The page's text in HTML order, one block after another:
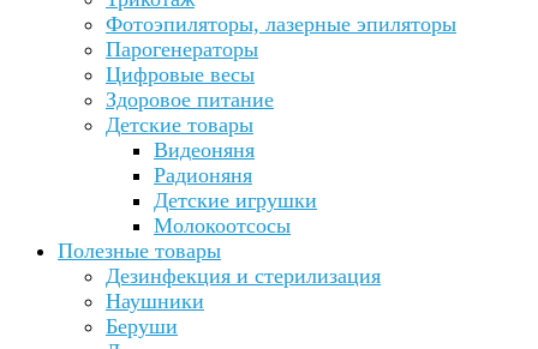
Фотоэпиляторы, лазерные эпиляторы
Парогенераторы
Цифровые весы
Здоровое питание
Детские товары
Видеоняня
Радионяня
Детские игрушки
Молокоотсосы
Полезные товары
Дезинфекция и стерилизация
Наушники
Беруши